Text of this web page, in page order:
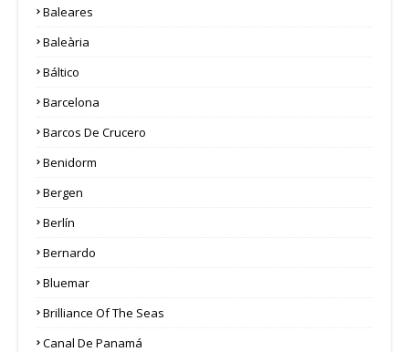
Baleares
Baleària
Báltico
Barcelona
Barcos De Crucero
Benidorm
Bergen
Berlín
Bernardo
Bluemar
Brilliance Of The Seas
Canal De Panamá